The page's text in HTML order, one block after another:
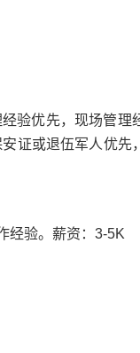
验优先，现场管理
证或退伍军人优先
经验。薪资：3-5K